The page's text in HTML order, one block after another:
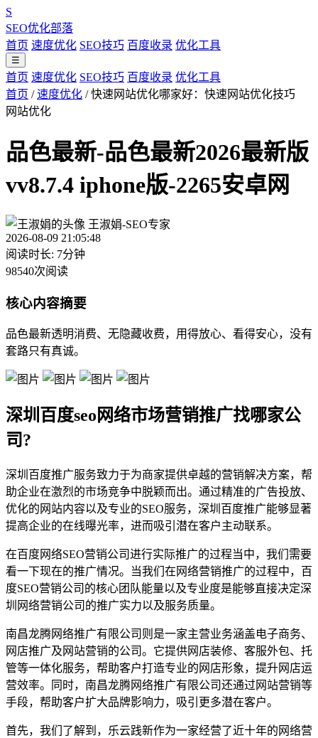
S
SEO优化部落
首页 速度优化 SEO技巧 百度收录 优化工具
☰
首页 速度优化 SEO技巧 百度收录 优化工具
首页 / 速度优化 / 快速网站优化哪家好：快速网站优化技巧
网站优化
品色最新-品色最新2026最新版
vv8.7.4 iphone版-2265安卓网
王淑娟-SEO专家
2026-08-09 21:05:48
阅读时长: 7分钟
98540次阅读
核心内容摘要
品色最新透明消费、无隐藏收费，用得放心、看得安心，没有
套路只有真诚。
深圳百度seo网络市场营销推广找哪家公
司?
深圳百度推广服务致力于为商家提供卓越的营销解决方案，帮
助企业在激烈的市场竞争中脱颖而出。通过精准的广告投放、
优化的网站内容以及专业的SEO服务，深圳百度推广能够显著
提高企业的在线曝光率，进而吸引潜在客户主动联系。
在百度网络SEO营销公司进行实际推广的过程当中，我们需要
看一下现在的推广情况。当我们在网络营销推广的过程中，百
度SEO营销公司的核心团队能量以及专业度是能够直接决定深
圳网络营销公司的推广实力以及服务质量。
南昌龙腾网络推广有限公司则是一家主营业务涵盖电子商务、
网店推广及网站营销的公司。它提供网店装修、客服外包、托
管等一体化服务，帮助客户打造专业的网店形象，提升网店运
营效率。同时，南昌龙腾网络推广有限公司还通过网站营销等
手段，帮助客户扩大品牌影响力，吸引更多潜在客户。
首先，我们了解到，乐云践新作为一家经营了近十年的网络营